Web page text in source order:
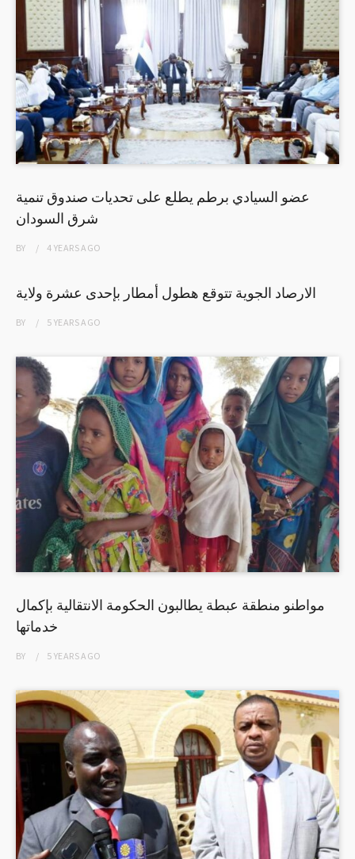
عضو السيادي برطم يطلع على تحديات صندوق تنمية
شرق السودان
BY 4 YEARSAGO
الارصاد الجوية تتوقع هطول أمطار بإحدى عشرة ولاية
BY 5 YEARSAGO
مواطنو منطقة عبطة يطالبون الحكومة الانتقالية بإكمال
خدماتها
BY 5 YEARSAGO